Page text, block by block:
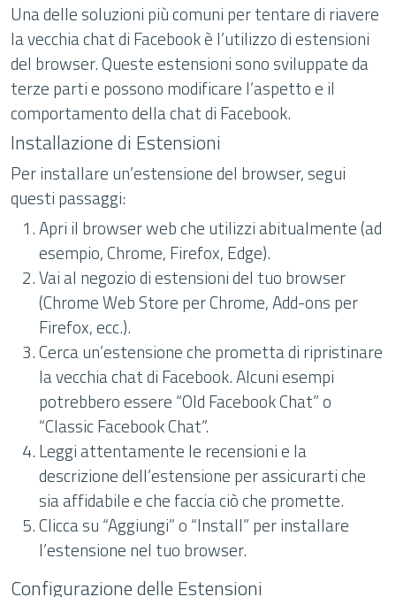
Una delle soluzioni più comuni per tentare di riavere
la vecchia chat di Facebook è l’utilizzo di estensioni
del browser. Queste estensioni sono sviluppate da
terze parti e possono modificare l’aspetto e il
comportamento della chat di Facebook.
Installazione di Estensioni
Per installare un’estensione del browser, segui
questi passaggi:
Apri il browser web che utilizzi abitualmente (ad
esempio, Chrome, Firefox, Edge).
Vai al negozio di estensioni del tuo browser
(Chrome Web Store per Chrome, Add-ons per
Firefox, ecc.).
Cerca un’estensione che prometta di ripristinare
la vecchia chat di Facebook. Alcuni esempi
potrebbero essere “Old Facebook Chat” o
“Classic Facebook Chat”.
Leggi attentamente le recensioni e la
descrizione dell’estensione per assicurarti che
sia affidabile e che faccia ciò che promette.
Clicca su “Aggiungi” o “Install” per installare
l’estensione nel tuo browser.
Configurazione delle Estensioni